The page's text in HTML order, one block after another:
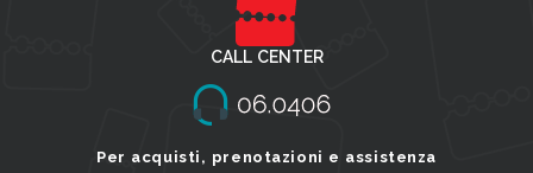
CALL CENTER
Per acquisti, prenotazioni e assistenza